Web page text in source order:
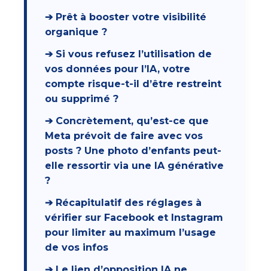
➔ Prêt à booster votre visibilité
organique ?
➔ Si vous refusez l’utilisation de
vos données pour l’IA, votre
compte risque-t-il d’être restreint
ou supprimé ?
➔ Concrètement, qu’est-ce que
Meta prévoit de faire avec vos
posts ? Une photo d’enfants peut-
elle ressortir via une IA générative
?
➔ Récapitulatif des réglages à
vérifier sur Facebook et Instagram
pour limiter au maximum l’usage
de vos infos